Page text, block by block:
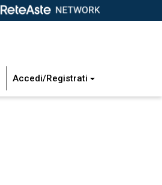
Accedi/Registrati